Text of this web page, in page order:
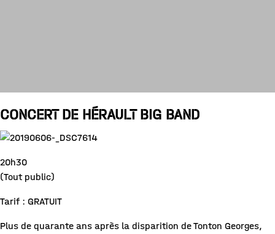
CONCERT DE HÉRAULT BIG BAND
20h30
(Tout public)
Tarif : GRATUIT
Plus de quarante ans après la disparition de Tonton Georges,